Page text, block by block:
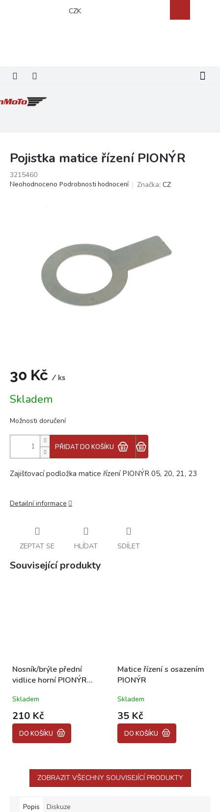
CZK
košík
Pojistka matice řízení PIONÝR
3215460
Průměrné
Neohodnoceno Podrobnosti hodnocení Značka: CZ
30 Kč / ks
cena:
Skladem
Možnosti doručení
PŘIDAT DO KOŠÍKU
Zajišťovací podložka matice řízení PIONÝR 05, 20, 21, 23
Detailní informace
ZEPTAT SE HLÍDAT SDÍLET
Související produkty
Nosník/brýle přední
vidlice horní PIONÝR
Skladem
210 Kč
DO KOŠÍKU
Matice řízení s osazením
PIONÝR
Skladem
35 Kč
DO KOŠÍKU
ZOBRAZIT VŠECHNY SOUVISEJÍCÍ PRODUKTY
Popis Diskuze